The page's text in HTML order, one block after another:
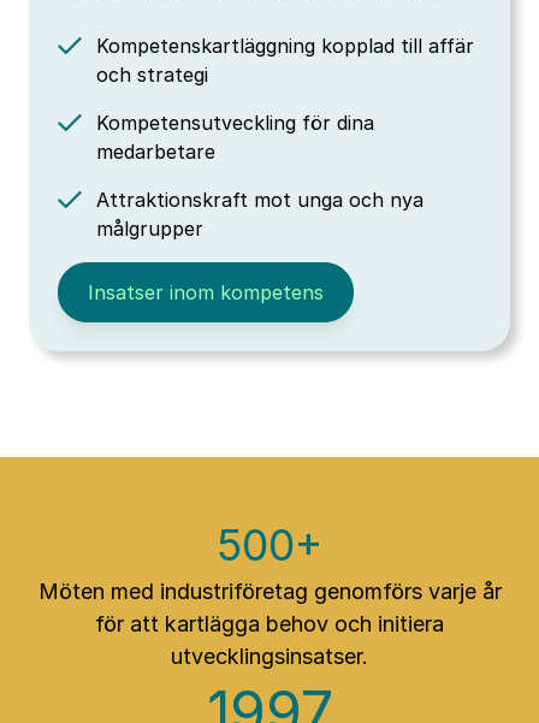
Kompetenskartläggning kopplad till affär
och strategi
Kompetensutveckling för dina
medarbetare
Attraktionskraft mot unga och nya
målgrupper
Insatser inom kompetens
500+
Möten med industriföretag genomförs varje år
för att kartlägga behov och initiera
utvecklingsinsatser.